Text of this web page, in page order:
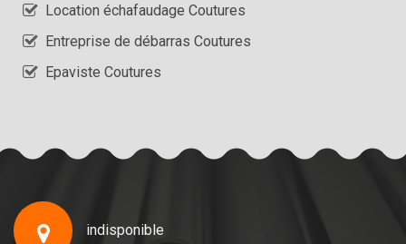
Location échafaudage Coutures
Entreprise de débarras Coutures
Epaviste Coutures
indisponible